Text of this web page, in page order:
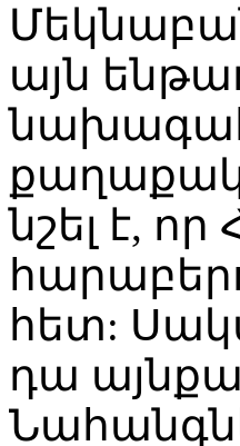
այն
նշել է,
հետ:
դա